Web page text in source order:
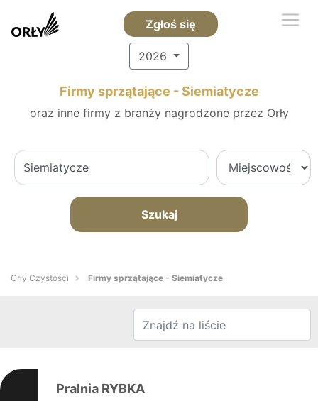
Zgłoś się
2026
Firmy sprzątające - Siemiatycze
oraz inne firmy z branży nagrodzone przez Orły
Szukaj
Orły Czystości Firmy sprzątające - Siemiatycze
Pralnia RYBKA